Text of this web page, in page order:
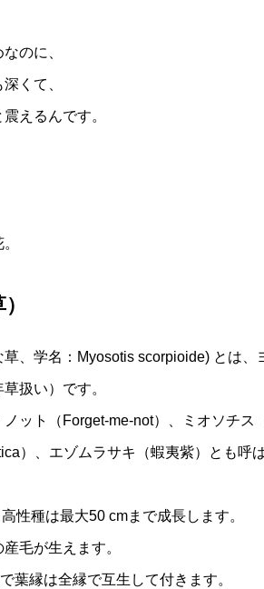
のに、
くて、
えるんです。
、学名：Myosotis scorpioide) とは
扱い）です。
ット（Forget-me-not）、ミオソチス
）、エゾムラサキ（蝦夷紫）とも呼ば
性種は最大50 cmまで成長します。
毛が生えます。
葉縁は全縁で互生して付きます。